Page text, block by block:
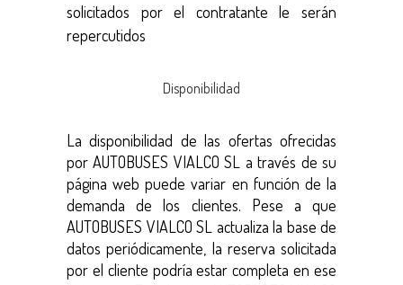
solicitados por el contratante le serán
repercutidos
Disponibilidad
La disponibilidad de las ofertas ofrecidas
por AUTOBUSES VIALCO SL a través de su
página web puede variar en función de la
demanda de los clientes. Pese a que
AUTOBUSES VIALCO SL actualiza la base de
datos periódicamente, la reserva solicitada
por el cliente podría estar completa en ese